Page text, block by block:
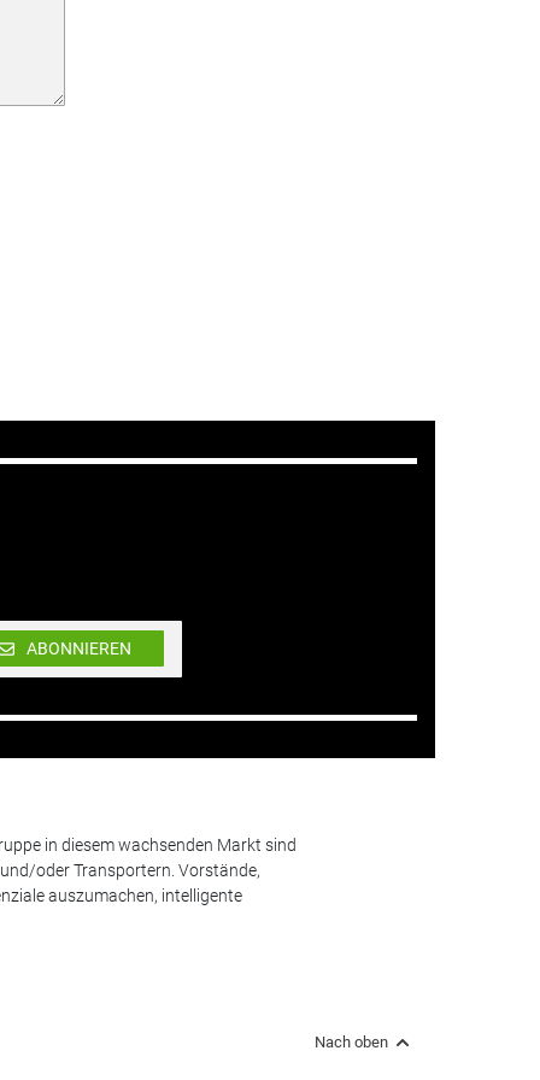
ABONNIEREN
in diesem wachsenden Markt sind
oder Transportern. Vorstände,
auszumachen, intelligente
Nach oben